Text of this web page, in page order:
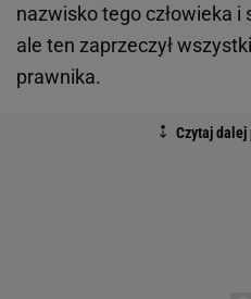
nazwisko tego człowieka i
ale ten zaprzeczył
prawnika.